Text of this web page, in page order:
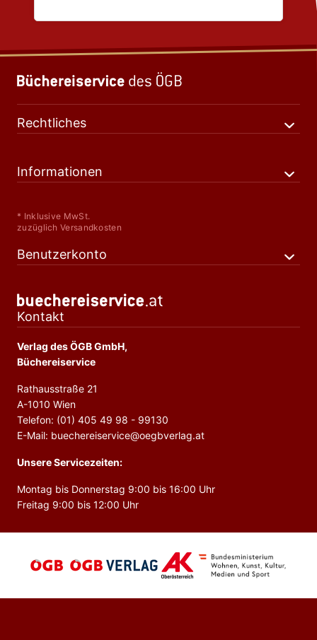
Rechtliches
Informationen
* Inklusive MwSt.
zuzüglich Versandkosten
Benutzerkonto
Kontakt
Verlag des ÖGB GmbH,
Büchereiservice
Rathausstraße 21
A-1010 Wien
Telefon: (01) 405 49 98 - 99130
E-Mail: buechereiservice@oegbverlag.at
Unsere Servicezeiten:
Montag bis Donnerstag 9:00 bis 16:00 Uhr
Freitag 9:00 bis 12:00 Uhr